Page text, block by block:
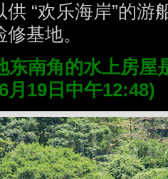
“欢乐海岸”的游
基地。
东南角的水上房屋
月19日中午12:48)